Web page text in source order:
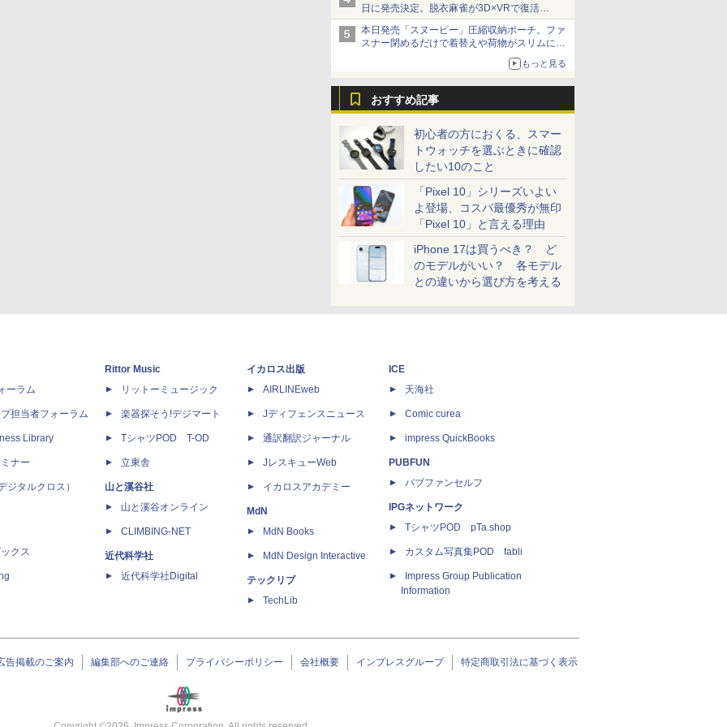
日に発売決定。脱衣麻雀が3D×VRで復活
発売から2週間は20%オフになるセールが実施
本日発売「スヌーピー」圧縮収納ポーチ。ファ
スナー閉めるだけで着替えや荷物がスリムにま
もっと見る
おすすめ記事
初心者の方におくる、スマー
トウォッチを選ぶときに確認
したい10のこと
「Pixel 10」シリーズいよい
よ登場、コスパ最優秀が無印
「Pixel 10」と言える理由
iPhone 17は買うべき？ ど
のモデルがいい？ 各モデル
との違いから選び方を考える
ーラム
担当者フォーラム
Library
ナー
ジタルクロス）
クス
Rittor Music
リットーミュージック
楽器探そう!デジマート
TシャツPOD T-OD
立東舎
山と溪谷社
山と溪谷オンライン
CLIMBING-NET
近代科学社
近代科学社Digital
イカロス出版
AIRLINEweb
Jディフェンスニュース
通訳翻訳ジャーナル
JレスキューWeb
イカロスアカデミー
MdN
MdN Books
MdN Design Interactive
テックリブ
TechLib
ICE
天海社
Comic curea
impress QuickBooks
PUBFUN
パブファンセルフ
IPGネットワーク
TシャツPOD pTa.shop
カスタム写真集POD fabli
Impress Group Publication
Information
告掲載のご案内 編集部へのご連絡 プライバシーポリシー 会社概要 インプレスグループ 特定商取引法に基づく表示